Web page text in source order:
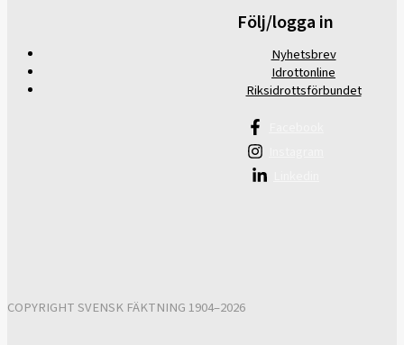
Följ/logga in
Nyhetsbrev
Idrottonline
Riksidrottsförbundet
COPYRIGHT SVENSK FÄKTNING 1904–2026